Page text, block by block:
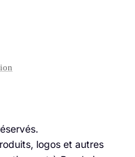
logos et autres